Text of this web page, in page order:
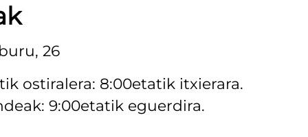
26
ostiralera: 8:00etatik itxierara.
9:00etatik eguerdira.